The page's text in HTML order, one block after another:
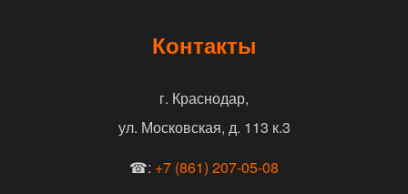
Контакты
г. Краснодар,
ул. Московская, д. 113 к.3
☎: +7 (861) 207-05-08